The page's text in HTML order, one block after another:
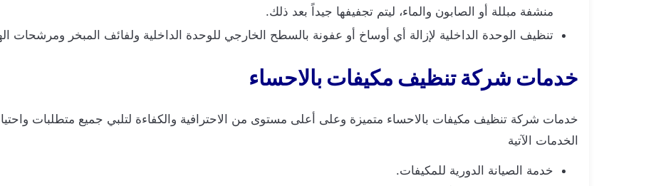
منشفة مبللة أو الصابون والماء، ليتم تجفيفها جيداً بعد ذلك.
تنظيف الوحدة الداخلية لإزالة أي أوساخ أو عفونة بالسطح الخارجي للوحدة الداخلية ولفائف المبخر ومرشحات
خدمات شركة تنظيف مكيفات بالاحساء
خدمات شركة تنظيف مكيفات بالاحساء متميزة وعلى أعلى مستوى من الاحترافية والكفاءة لتلبي جميع متطلبات
الخدمات الآتية
خدمة الصيانة الدورية للمكيفات.